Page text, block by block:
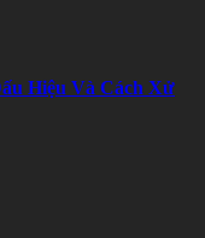
Hiệu Và Cách Xử